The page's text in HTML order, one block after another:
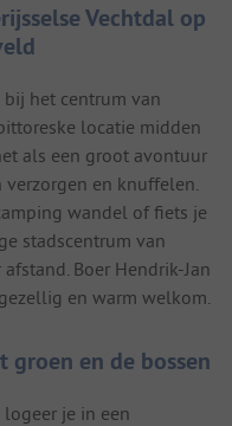
Vechtdal op
bij het centrum van
locatie midden
als een groot avontuur
en knuffelen.
wandel of fiets je
stadscentrum van
Boer Hendrik-Jan
en warm welkom.
en de bossen
je in een